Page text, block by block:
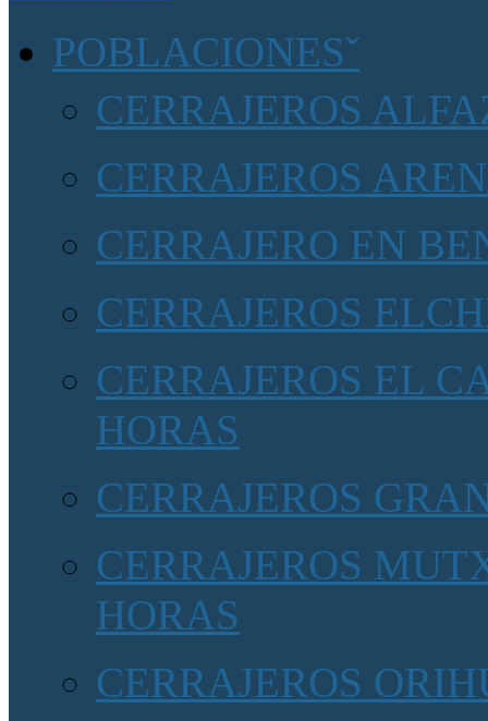
POBLACIONES
CERRAJEROS
CERRAJEROS
CERRAJERO EN
CERRAJEROS
CERRAJEROS EL
HORAS
CERRAJEROS
CERRAJEROS
HORAS
CERRAJEROS